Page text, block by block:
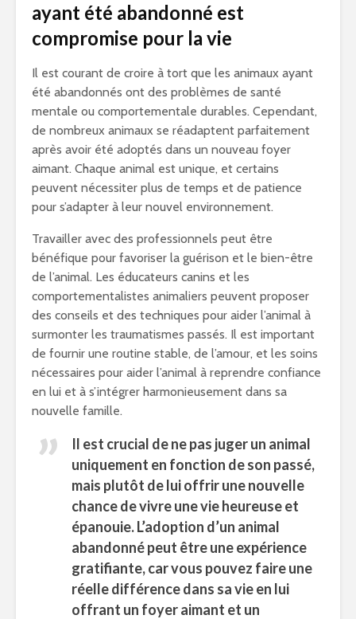
ayant été abandonné est
compromise pour la vie
Il est courant de croire à tort que les animaux ayant
été abandonnés ont des problèmes de santé
mentale ou comportementale durables. Cependant,
de nombreux animaux se réadaptent parfaitement
après avoir été adoptés dans un nouveau foyer
aimant. Chaque animal est unique, et certains
peuvent nécessiter plus de temps et de patience
pour s’adapter à leur nouvel environnement.
Travailler avec des professionnels peut être
bénéfique pour favoriser la guérison et le bien-être
de l’animal. Les éducateurs canins et les
comportementalistes animaliers peuvent proposer
des conseils et des techniques pour aider l’animal à
surmonter les traumatismes passés. Il est important
de fournir une routine stable, de l’amour, et les soins
nécessaires pour aider l’animal à reprendre confiance
en lui et à s’intégrer harmonieusement dans sa
nouvelle famille.
Il est crucial de ne pas juger un animal
uniquement en fonction de son passé,
mais plutôt de lui offrir une nouvelle
chance de vivre une vie heureuse et
épanouie. L’adoption d’un animal
abandonné peut être une expérience
gratifiante, car vous pouvez faire une
réelle différence dans sa vie en lui
offrant un foyer aimant et un